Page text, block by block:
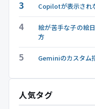
3 Copilotが表示され
4
絵が苦手な子の絵
方
5 Geminiのカスタム
人気タグ